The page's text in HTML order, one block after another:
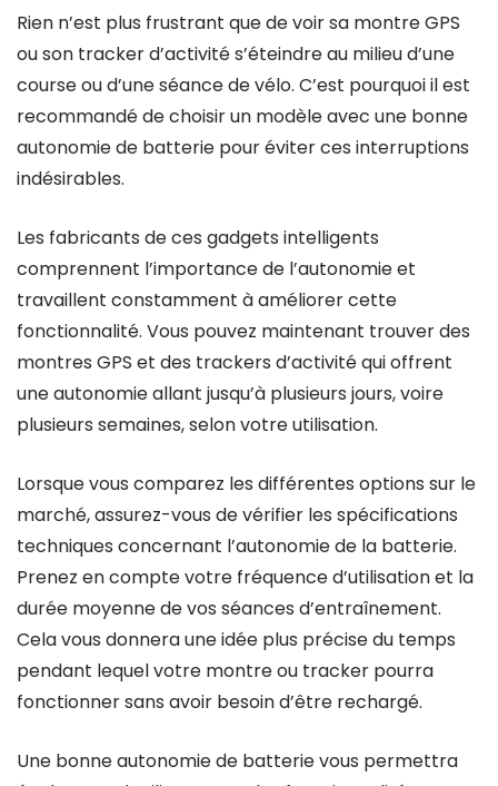
Rien n’est plus frustrant que de voir sa montre GPS
ou son tracker d’activité s’éteindre au milieu d’une
course ou d’une séance de vélo. C’est pourquoi il est
recommandé de choisir un modèle avec une bonne
autonomie de batterie pour éviter ces interruptions
indésirables.
Les fabricants de ces gadgets intelligents
comprennent l’importance de l’autonomie et
travaillent constamment à améliorer cette
fonctionnalité. Vous pouvez maintenant trouver des
montres GPS et des trackers d’activité qui offrent
une autonomie allant jusqu’à plusieurs jours, voire
plusieurs semaines, selon votre utilisation.
Lorsque vous comparez les différentes options sur le
marché, assurez-vous de vérifier les spécifications
techniques concernant l’autonomie de la batterie.
Prenez en compte votre fréquence d’utilisation et la
durée moyenne de vos séances d’entraînement.
Cela vous donnera une idée plus précise du temps
pendant lequel votre montre ou tracker pourra
fonctionner sans avoir besoin d’être rechargé.
Une bonne autonomie de batterie vous permettra